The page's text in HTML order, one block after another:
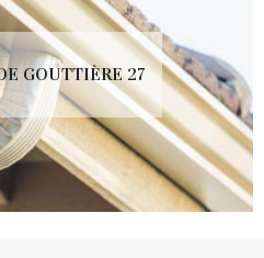
GOUTTIÈRE 27